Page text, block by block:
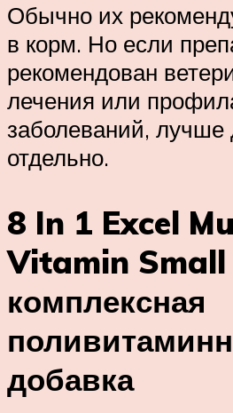
Обычно их
в корм. Но если
рекомендован
лечения или
заболеваний, лучше
отдельно.
8 In 1 Excel
Vitamin Small
комплексная
добавка